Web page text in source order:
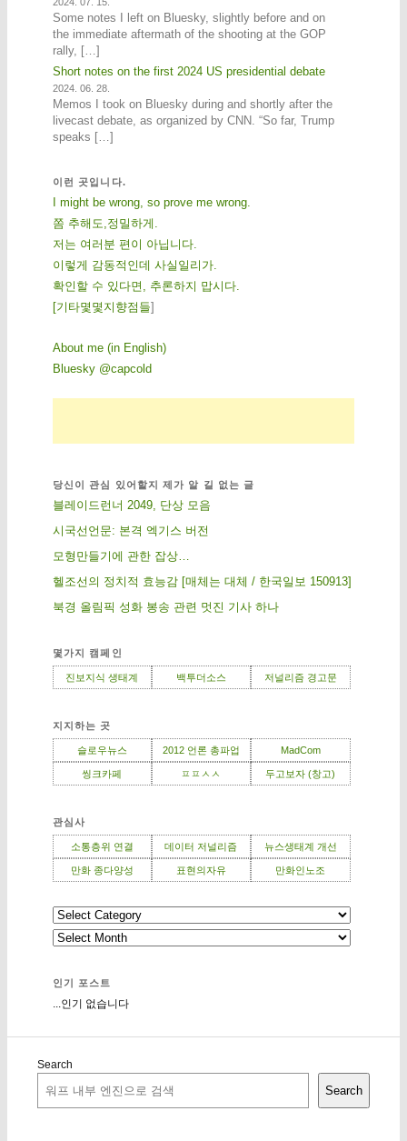
Some notes I left on Bluesky, slightly before and on
the immediate aftermath of the shooting at the GOP
rally, […]
Short notes on the first 2024 US presidential debate
2024. 06. 28.
Memos I took on Bluesky during and shortly after the
livecast debate, as organized by CNN. “So far, Trump
speaks […]
이런 곳입니다.
I might be wrong, so prove me wrong.
쫌 추해도,정밀하게.
저는 여러분 편이 아닙니다.
이렇게 감동적인데 사실일리가.
확인할 수 있다면, 추론하지 맙시다.
[기 타몇 몇 지 향점 들]
About me (in English)
Bluesky @capcold
당신이 관심 있어할지 제가 알 길 없는 글
블레이드런너 2049, 단상 모음
시국선언문: 본격 엑기스 버전
모형만들기에 관한 잡상…
헬조선의 정치적 효능감 [매체는 대체 / 한국일보 150913]
북경 올림픽 성화 봉송 관련 멋진 기사 하나
몇가지 캠페인
진보지식 생태계 백투더소스 저널리즘 경고문
지지하는 곳
슬로우뉴스 2012 언론 총파업 MadCom
씽크카페 ㅍㅍㅅㅅ 두고보자 (창고)
관심사
소통층위 연결 데이터 저널리즘 뉴스생태계 개선
만화 종다양성 표현의자유 만화인노조
인기 포스트
...인기 없습니다
Search
Search